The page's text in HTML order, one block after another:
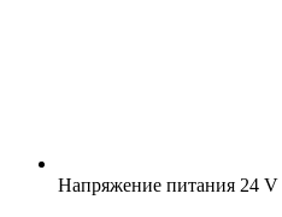
Напряжение питания 24 V